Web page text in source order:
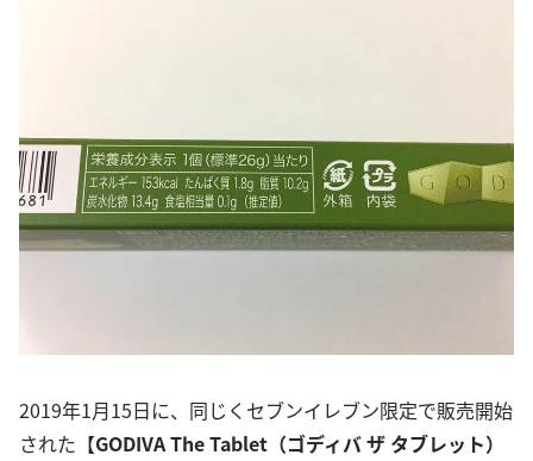
2019年1月15日に、同じくセブンイレブン限定で販売開始
された【GODIVA The Tablet（ゴディバ ザ タブレット）